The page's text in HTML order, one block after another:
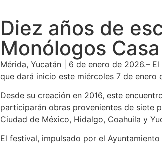
Diez años de
Monólogos
Mérida, Yucatán | 6 de enero de 2026.–
que dará inicio este miércoles 7 de
Desde su creación en 2016, este
participarán obras provenientes de siete
Ciudad de México, Hidalgo, Coahuila y
El festival, impulsado por el